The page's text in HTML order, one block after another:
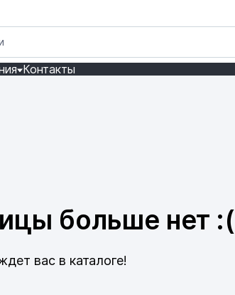
Контакты
больше нет :(
вас в каталоге!